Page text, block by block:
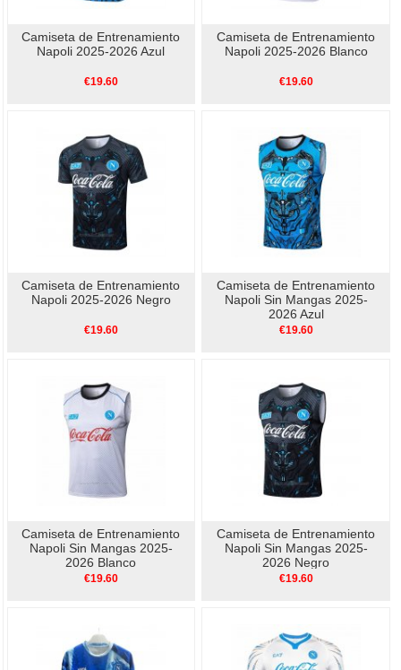
Camiseta de Entrenamiento
Napoli 2025-2026 Azul
€19.60
Camiseta de Entrenamiento
Napoli 2025-2026 Blanco
€19.60
Camiseta de Entrenamiento
Napoli 2025-2026 Negro
€19.60
Camiseta de Entrenamiento
Napoli Sin Mangas 2025-
2026 Azul
€19.60
Camiseta de Entrenamiento
Napoli Sin Mangas 2025-
2026 Blanco
€19.60
Camiseta de Entrenamiento
Napoli Sin Mangas 2025-
2026 Negro
€19.60